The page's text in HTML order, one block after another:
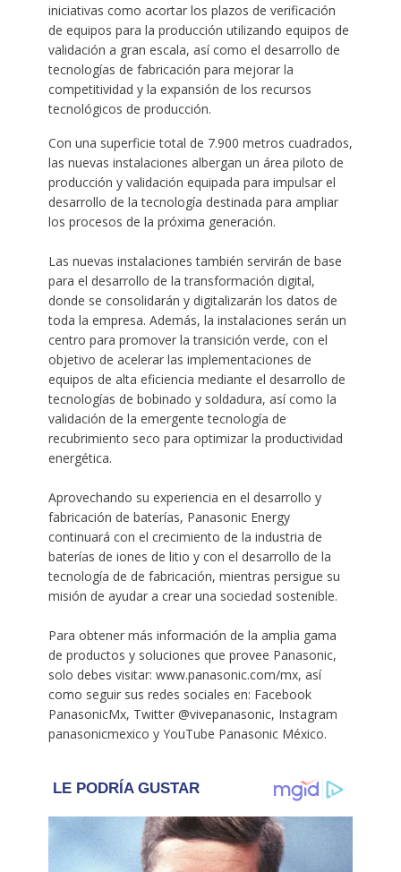
iniciativas como acortar los plazos de verificación
de equipos para la producción utilizando equipos de
validación a gran escala, así como el desarrollo de
tecnologías de fabricación para mejorar la
competitividad y la expansión de los recursos
tecnológicos de producción.
Con una superficie total de 7.900 metros cuadrados,
las nuevas instalaciones albergan un área piloto de
producción y validación equipada para impulsar el
desarrollo de la tecnología destinada para ampliar
los procesos de la próxima generación.
Las nuevas instalaciones también servirán de base
para el desarrollo de la transformación digital,
donde se consolidarán y digitalizarán los datos de
toda la empresa. Además, la instalaciones serán un
centro para promover la transición verde, con el
objetivo de acelerar las implementaciones de
equipos de alta eficiencia mediante el desarrollo de
tecnologías de bobinado y soldadura, así como la
validación de la emergente tecnología de
recubrimiento seco para optimizar la productividad
energética.
Aprovechando su experiencia en el desarrollo y
fabricación de baterías, Panasonic Energy
continuará con el crecimiento de la industria de
baterías de iones de litio y con el desarrollo de la
tecnología de de fabricación, mientras persigue su
misión de ayudar a crear una sociedad sostenible.
Para obtener más información de la amplia gama
de productos y soluciones que provee Panasonic,
solo debes visitar: www.panasonic.com/mx, así
como seguir sus redes sociales en: Facebook
PanasonicMx, Twitter @vivepanasonic, Instagram
panasonicmexico y YouTube Panasonic México.